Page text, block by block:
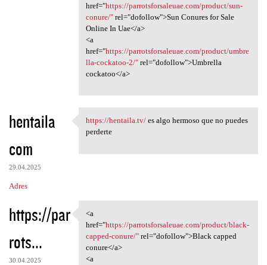
href="https://parrotsforsaleuae.com/product/sun-
conure/"rel="dofollow">Sun Conures for Sale
Online In Uae</a>
<a
href="https://parrotsforsaleuae.com/product/umbre
lla-cockatoo-2/"rel="dofollow">Umbrella
cockatoo</a>
hentaila
com
29.04.2025
Adres
https://hentaila.tv/ es algo
https://hentaila.tv/es algo hermoso que no puedes
perderte
https://par
rots...
30.04.2025
<a href="https:/
<a
href="https://parrotsforsaleuae.com/product/black-
capped-conure/"rel="dofollow">Black capped
conure</a>
<a